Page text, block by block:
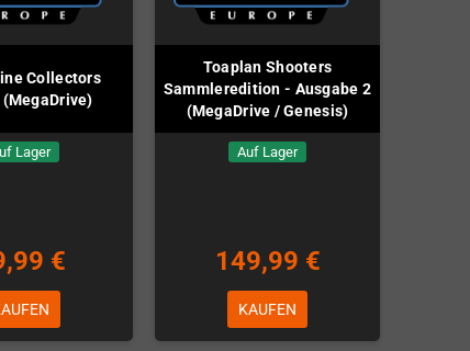
Collectors
Lager
€
Toaplan Shooters
Sammleredition - Ausgabe 2
(MegaDrive / Genesis)
Auf Lager
149,99 €
KAUFEN